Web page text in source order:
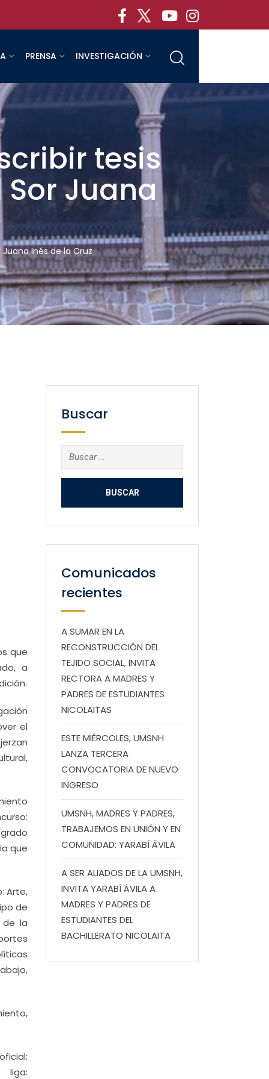
PRENSA INVESTIGACIÓN
tesis
Juana
Inés de la Cruz
que
a
el
que
Arte,
de
de la
Buscar
Buscar:
Comunicados
recientes
A SUMAR EN LA
RECONSTRUCCIÓN DEL
TEJIDO SOCIAL, INVITA
RECTORA A MADRES Y
PADRES DE ESTUDIANTES
NICOLAITAS
ESTE MIÉRCOLES, UMSNH
LANZA TERCERA
CONVOCATORIA DE NUEVO
INGRESO
UMSNH, MADRES Y PADRES,
TRABAJEMOS EN UNIÓN Y EN
COMUNIDAD: YARABÍ ÁVILA
A SER ALIADOS DE LA UMSNH,
INVITA YARABÍ ÁVILA A
MADRES Y PADRES DE
ESTUDIANTES DEL
BACHILLERATO NICOLAITA